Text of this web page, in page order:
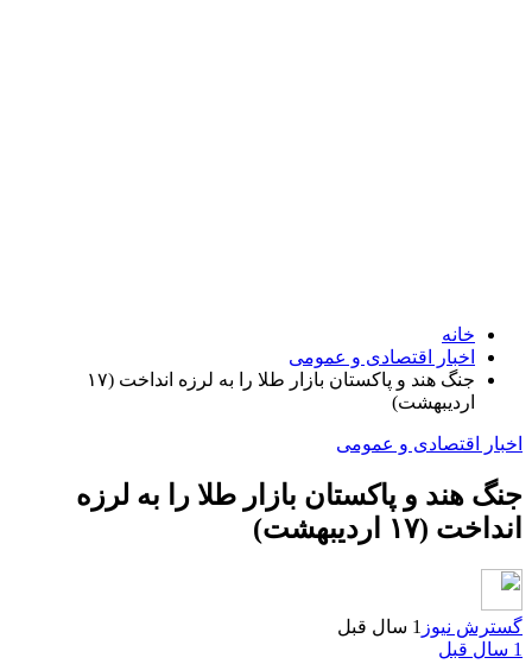
خانه
اخبار اقتصادی و عمومی
جنگ هند و پاکستان بازار طلا را به لرزه انداخت (۱۷
اردیبهشت)
اخبار اقتصادی و عمومی
جنگ هند و پاکستان بازار طلا را به لرزه
انداخت (۱۷ اردیبهشت)
گسترش نیوز 1 سال قبل
1 سال قبل